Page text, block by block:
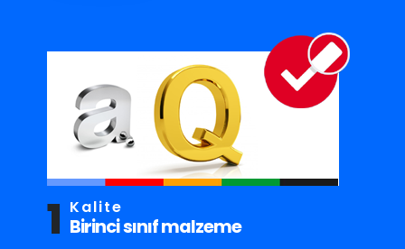
1 Kalite
Birinci sınıf malzeme